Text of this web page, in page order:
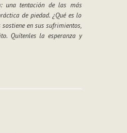
una tentación de las más
de piedad. ¿Qué es lo
en sus sufrimientos,
Quítenles la esperanza y